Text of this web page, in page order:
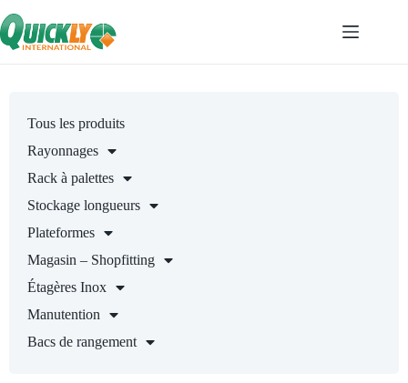
Tous les produits
Rayonnages
Rack à palettes
Stockage longueurs
Plateformes
Magasin – Shopfitting
Étagères Inox
Manutention
Bacs de rangement